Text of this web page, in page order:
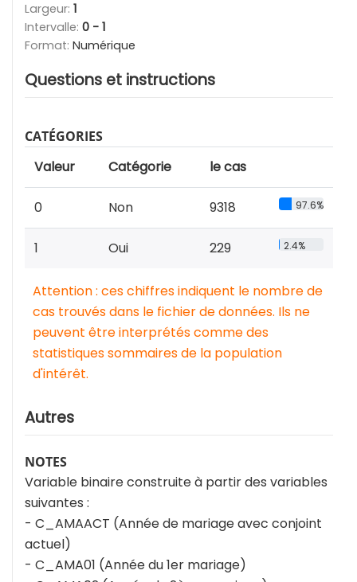
Largeur: 1
Intervalle: 0 - 1
Format: Numérique
Questions et instructions
CATÉGORIES
Valeur Catégorie le cas
0 Non 9318 97.6%
1 Oui 229 2.4%
Attention : ces chiffres indiquent le nombre de
cas trouvés dans le fichier de données. Ils ne
peuvent être interprétés comme des
statistiques sommaires de la population
d'intérêt.
Autres
NOTES
Variable binaire construite à partir des variables
suivantes :
- C_AMAACT (Année de mariage avec conjoint
actuel)
- C_AMA01 (Année du 1er mariage)